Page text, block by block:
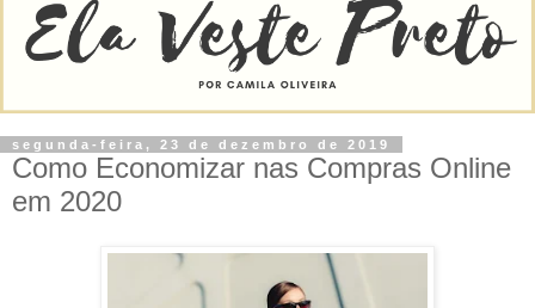
segunda-feira, 23 de dezembro de 2019
Como Economizar nas Compras Online
em 2020